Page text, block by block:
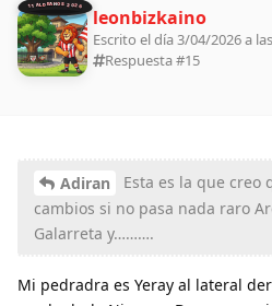
11 ALDEANOS 2026 leonbizkaino
Escrito el día 3/04/2026 a
Respuesta #15
Adiran
Esta es la que creo
cambios si no pasa nada raro
Galarreta y……….
Mi pedradra es Yeray al lateral